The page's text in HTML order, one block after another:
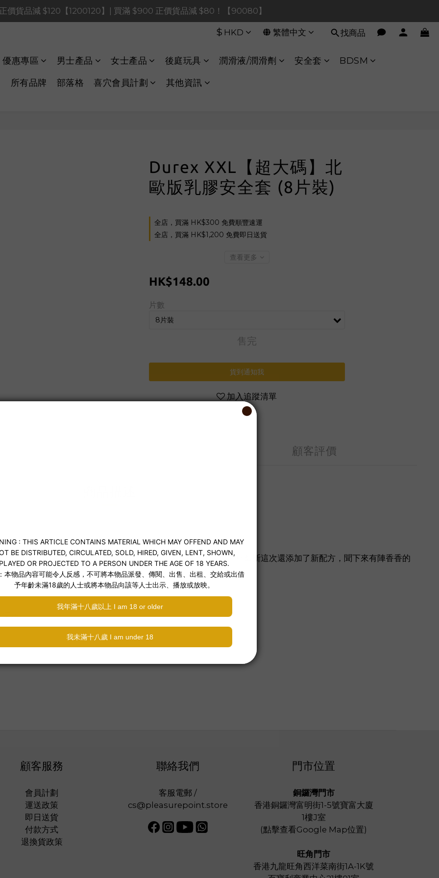
價貨品減 $120【1200120】| 買滿 $900 正價貨品減 $80！【90080】
價貨品減 $120【1200120】| 買滿 $900 正價貨品減 $80！【90080】
正價貨品減 $40【60040】| 買滿 $400 正價貨品減 $20【40020】
Payments FPS將於 2026 年 8 月 9 日（日）凌晨 01:00 至 11:00 暫停交易
價貨品減 $120【1200120】| 買滿 $900 正價貨品減 $80！【90080】
$ HKD 繁體中文 找商品
優惠專區 男士產品 女士產品 後庭玩具 潤滑液/潤滑劑 安全套 BDSM
所有品牌 部落格 喜穴會員計劃 其他資訊
Durex XXL【超大碼】北
歐版乳膠安全套 (8片裝)
全店，買滿 HK$300 免費順豐速運
全店，買滿 HK$1,200 免費即日送貨
查看更多
HK$148.00
片數
售完
貨到通知我
加入追蹤清單
顧客評價
體工學的易戴形狀和儲精囊，增強親密感，讓你感受到一切。杜蕾斯這次還添加了新配方，聞下來有陣香香的
矽性潤滑液潤滑，讓你smooth到底！
使用。
顧客服務
會員計劃
運送政策
即日送貨
付款方式
退換貨政策
聯絡我們
客服電郵 /
cs@pleasurepoint.store
門市位置
銅鑼灣門市
香港銅鑼灣富明街1-5號寶富大廈
1樓J室
(點擊查看Google Map位置)
旺角門市
香港九龍旺角西洋菜南街1A-1K號